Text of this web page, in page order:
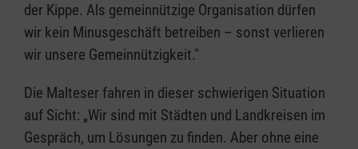
der Kippe. Als gemeinnützige Organisation dürfen
wir kein Minusgeschäft betreiben – sonst verlieren
wir unsere Gemeinnützigkeit."
Die Malteser fahren in dieser schwierigen Situation
auf Sicht: „Wir sind mit Städten und Landkreisen im
Gespräch, um Lösungen zu finden. Aber ohne eine